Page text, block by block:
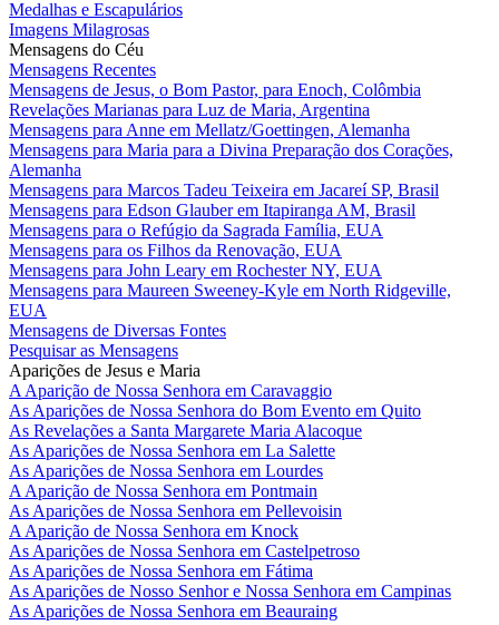
Medalhas e Escapulários
Imagens Milagrosas
Mensagens do Céu
Mensagens Recentes
Mensagens de Jesus, o Bom Pastor, para Enoch, Colômbia
Revelações Marianas para Luz de Maria, Argentina
Mensagens para Anne em Mellatz/Goettingen, Alemanha
Mensagens para Maria para a Divina Preparação dos Corações,
Alemanha
Mensagens para Marcos Tadeu Teixeira em Jacareí SP, Brasil
Mensagens para Edson Glauber em Itapiranga AM, Brasil
Mensagens para o Refúgio da Sagrada Família, EUA
Mensagens para os Filhos da Renovação, EUA
Mensagens para John Leary em Rochester NY, EUA
Mensagens para Maureen Sweeney-Kyle em North Ridgeville,
EUA
Mensagens de Diversas Fontes
Pesquisar as Mensagens
Aparições de Jesus e Maria
A Aparição de Nossa Senhora em Caravaggio
As Aparições de Nossa Senhora do Bom Evento em Quito
As Revelações a Santa Margarete Maria Alacoque
As Aparições de Nossa Senhora em La Salette
As Aparições de Nossa Senhora em Lourdes
A Aparição de Nossa Senhora em Pontmain
As Aparições de Nossa Senhora em Pellevoisin
A Aparição de Nossa Senhora em Knock
As Aparições de Nossa Senhora em Castelpetroso
As Aparições de Nossa Senhora em Fátima
As Aparições de Nosso Senhor e Nossa Senhora em Campinas
As Aparições de Nossa Senhora em Beauraing